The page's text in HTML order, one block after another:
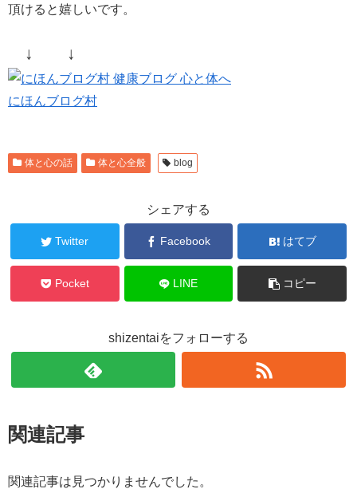
頂けると嬉しいです。
↓ ↓
にほんブログ村
体と心の話 体と心全般 blog
シェアする
Twitter Facebook はてブ
Pocket LINE コピー
shizentaiをフォローする
関連記事
関連記事は見つかりませんでした。